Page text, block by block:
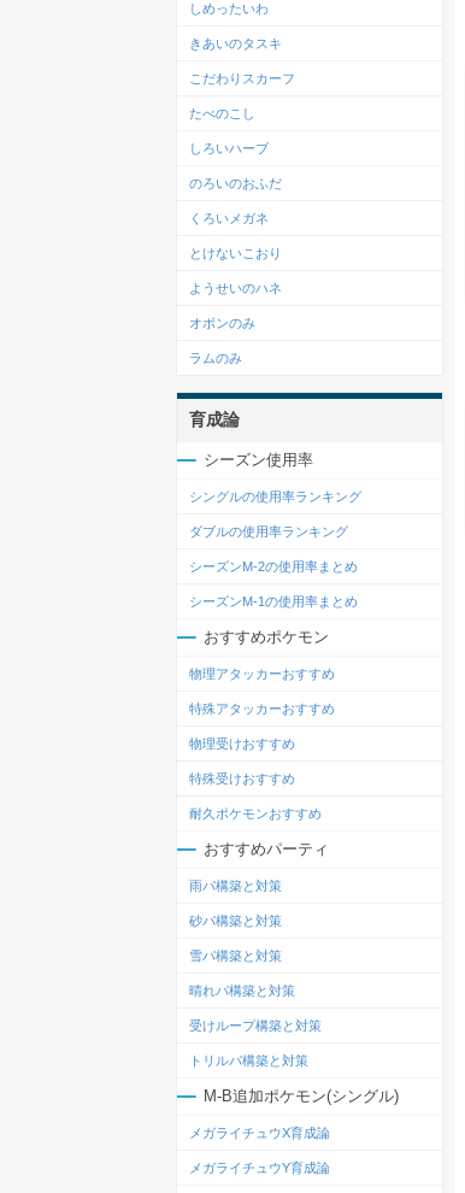
しめったいわ
きあいのタスキ
こだわりスカーフ
たべのこし
しろいハーブ
のろいのおふだ
くろいメガネ
とけないこおり
ようせいのハネ
オボンのみ
ラムのみ
育成論
シーズン使用率
シングルの使用率ランキング
ダブルの使用率ランキング
シーズンM-2の使用率まとめ
シーズンM-1の使用率まとめ
おすすめポケモン
物理アタッカーおすすめ
特殊アタッカーおすすめ
物理受けおすすめ
特殊受けおすすめ
耐久ポケモンおすすめ
おすすめパーティ
雨パ構築と対策
砂パ構築と対策
雪パ構築と対策
晴れパ構築と対策
受けループ構築と対策
トリルパ構築と対策
M-B追加ポケモン(シングル)
メガライチュウX育成論
メガライチュウY育成論